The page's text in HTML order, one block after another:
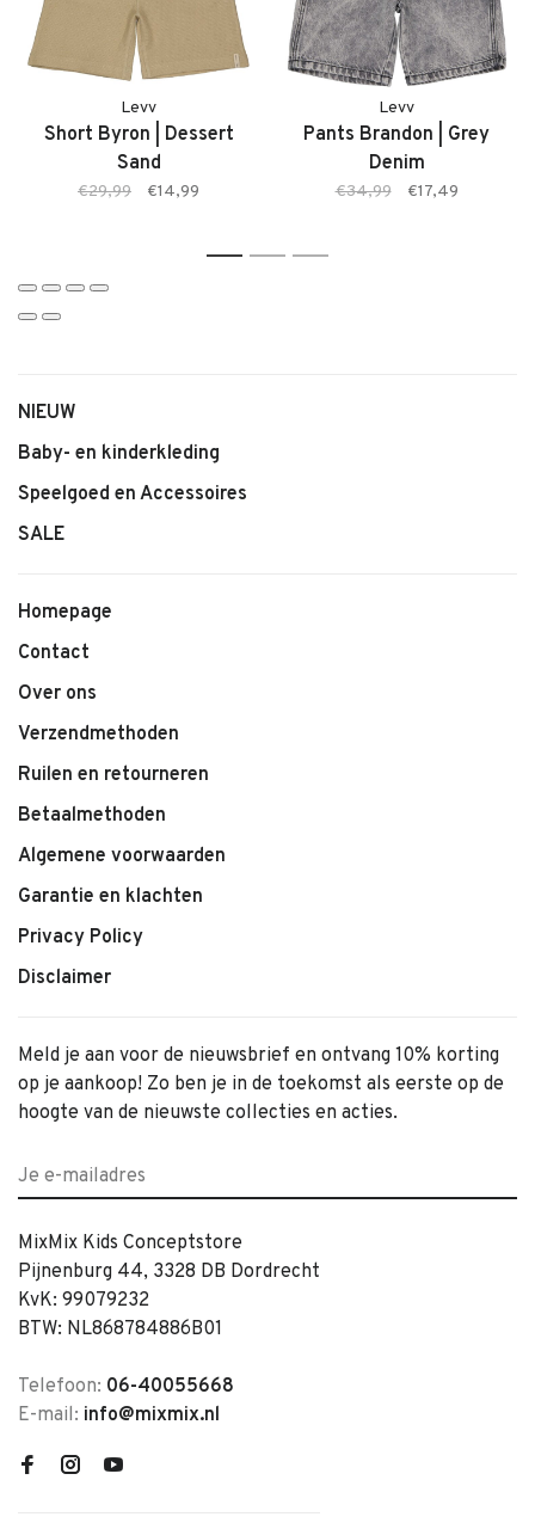
Levv
Short Byron | Dessert
Sand
€29,99 €14,99
Levv
Pants Brandon | Grey
Denim
€34,99 €17,49
1 2 3
NIEUW
Baby- en kinderkleding
Speelgoed en Accessoires
SALE
Homepage
Contact
Over ons
Verzendmethoden
Ruilen en retourneren
Betaalmethoden
Algemene voorwaarden
Garantie en klachten
Privacy Policy
Disclaimer
Meld je aan voor de nieuwsbrief en ontvang 10% korting
op je aankoop! Zo ben je in de toekomst als eerste op de
hoogte van de nieuwste collecties en acties.
MixMix Kids Conceptstore
Pijnenburg 44, 3328 DB Dordrecht
KvK: 99079232
BTW: NL868784886B01
Telefoon: 06-40055668
E-mail: info@mixmix.nl